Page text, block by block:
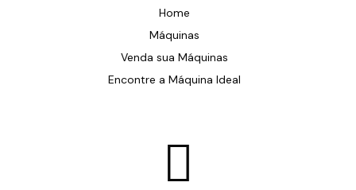
Home
Máquinas
Venda sua Máquinas
Encontre a Máquina Ideal
